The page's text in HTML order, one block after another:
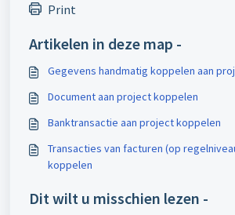
Print
Artikelen in deze map -
Gegevens handmatig koppelen aan
Document aan project koppelen
Banktransactie aan project koppelen
Transacties van facturen (op
koppelen
Dit wilt u misschien lezen -